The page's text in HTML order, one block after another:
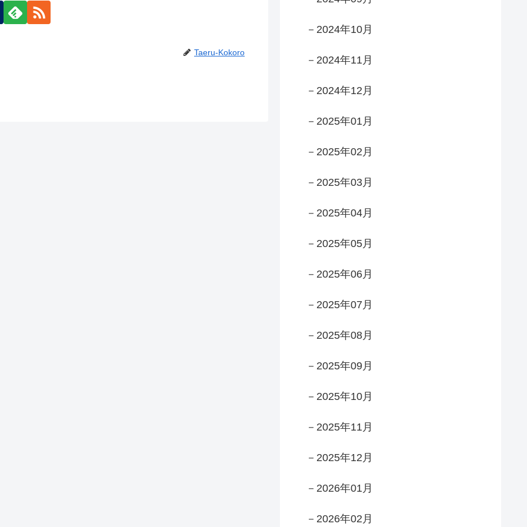
Taeru-Kokoro
－2024年10月
－2024年11月
－2024年12月
－2025年01月
－2025年02月
－2025年03月
－2025年04月
－2025年05月
－2025年06月
－2025年07月
－2025年08月
－2025年09月
－2025年10月
－2025年11月
－2025年12月
－2026年01月
－2026年02月